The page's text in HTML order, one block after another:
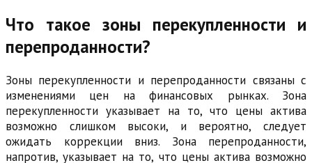
Что такое зоны перекупленности и
перепроданности?
Зоны перекупленности и перепроданности связаны с
изменениями цен на финансовых рынках. Зона
перекупленности указывает на то, что цены актива
возможно слишком высоки, и вероятно, следует
ожидать коррекции вниз. Зона перепроданности,
напротив, указывает на то, что цены актива возможно